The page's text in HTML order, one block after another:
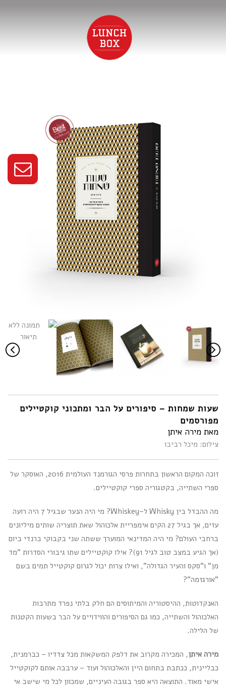
שעות שמחות – סיפורים על הבר ומתכוני קוקטיילים
מפורסמים
מאת מירה איתן
צילום: מיכל רביבו
זוכה המקום הראשון בתחרות פרסי הגורמנד העולמית 2016, האוסקר של
ספרי השתייה, בקטגוריה ספרי קוקטיילים.
מה ההבדל בין Whisky ל–Whiskey? מי היה הנער שבגיל 7 היה רועה
עזים, אך בגיל 27 הקים אימפריית אלכוהול שאת תוצריה שותים מיליונים
ברחבי העולם? מי היה המדינאי המוערך ששתה שני בקבוקי ברנדי ביום
(אך הגיע במצב טוב לגיל 91)? אילו קוקטיילים שתו גיבורי הסדרות "מד
מן" ו"סקס והעיר הגדולה", ואילו צרות יכול לגרום קוקטייל תמים בשם
"אורגזמה"?
האנקדוטות, ההיסטוריה והמיתוסים הם חלק בלתי נפרד מתרבות
האלכוהול והשתייה, כמו גם הסיפורים והווידויים על הבר בשעות הקטנות
של הלילה.
מירה איתן, המכירה מקרוב את דלפק המשקאות מכל צדדיו – כברמנית,
כבליינית, ככתבת בתחום היין והאלכוהול ועוד – ערבבה אותם לקוקטייל
אישי מאוד. התוצאה היא ספר בגובה העיניים, שמכוון לכל מי שישב אי